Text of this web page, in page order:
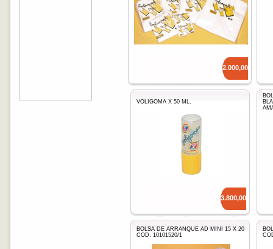
12.000,00
VOLIGOMA X 50 ML.
3.800,00
BOLSA DE ARRANQUE AD MINI 15 X 20
COD. 10101520/1